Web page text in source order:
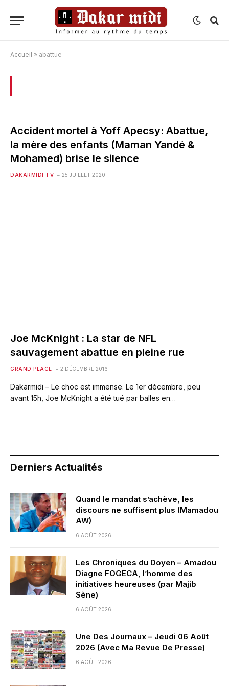
Accueil » abattue
Accident mortel à Yoff Apecsy: Abattue,
la mère des enfants (Maman Yandé &
Mohamed) brise le silence
DAKARMIDI TV 25 JUILLET 2020
Joe McKnight : La star de NFL
sauvagement abattue en pleine rue
GRAND PLACE 2 DÉCEMBRE 2016
Dakarmidi – Le choc est immense. Le 1er décembre, peu
avant 15h, Joe McKnight a été tué par balles en…
Derniers Actualités
Quand le mandat s’achève, les
discours ne suffisent plus (Mamadou
AW)
6 AOÛT 2026
Les Chroniques du Doyen – Amadou
Diagne FOGECA, l’homme des
initiatives heureuses (par Majib
Sène)
6 AOÛT 2026
Une Des Journaux – Jeudi 06 Août
2026 (Avec Ma Revue De Presse)
6 AOÛT 2026